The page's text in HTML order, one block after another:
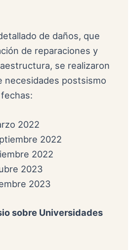
de daños, que
de reparaciones y
se realizaron
necesidades postsismo
2022
2022
2022
2023
2023
sobre Universidades